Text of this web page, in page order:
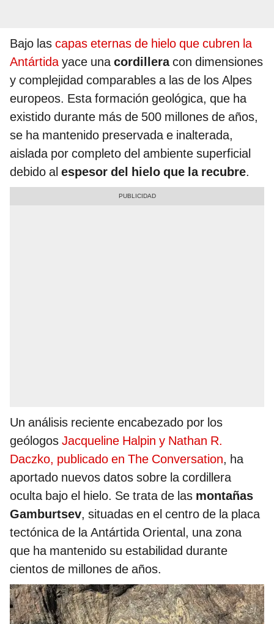
Bajo las capas eternas de hielo que cubren la
Antártidayace unacordilleracon dimensiones
y complejidad comparables a las de los Alpes
europeos. Esta formación geológica, que ha
existido durante más de 500 millones de años,
se ha mantenido preservada e inalterada,
aislada por completo del ambiente superficial
debido al espesor del hielo que la recubre.
Un análisis reciente encabezado por los
geólogos Jacqueline Halpin y Nathan R.
Daczko, publicado en The Conversation, ha
aportado nuevos datos sobre la cordillera
oculta bajo el hielo. Se trata de las montañas
Gamburtsev, situadas en el centro de la placa
tectónica de la Antártida Oriental, una zona
que ha mantenido su estabilidad durante
cientos de millones de años.